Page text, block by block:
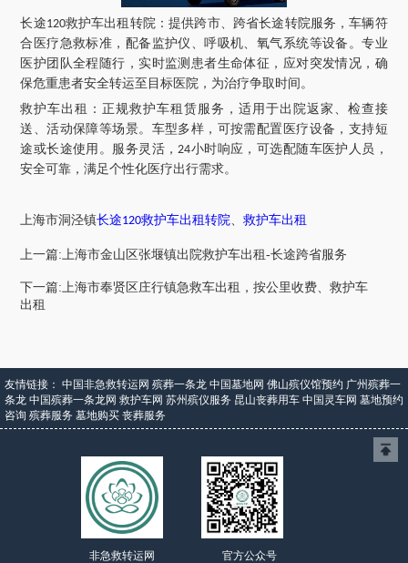
长途120救护车出租转院：提供跨市、跨省长途转院服务，车辆符
合医疗急救标准，配备监护仪、呼吸机、氧气系统等设备。专业
医护团队全程随行，实时监测患者生命体征，应对突发情况，确
保危重患者安全转运至目标医院，为治疗争取时间。
救护车出租：正规救护车租赁服务，适用于出院返家、检查接
送、活动保障等场景。车型多样，可按需配置医疗设备，支持短
途或长途使用。服务灵活， 24小时响应，可选配随车医护人员，
安全可靠，满足个性化医疗出行需求。
上海市洞泾镇长途120救护车出租转院 、救护车出租
上一篇:上海市金山区张堰镇出院救护车出租-长途跨省服务
下一篇:上海市奉贤区庄行镇急救车出租，按公里收费、救护车
出租
友情链接： 中国非急救转运网 殡葬一条龙 中国墓地网 佛山殡仪馆预约 广州殡葬一
条龙 中国殡葬一条龙网 救护车网 苏州殡仪服务 昆山丧葬用车 中国灵车网 墓地预约
咨询 殡葬服务 墓地购买 丧葬服务
非急救转运网 官方公众号